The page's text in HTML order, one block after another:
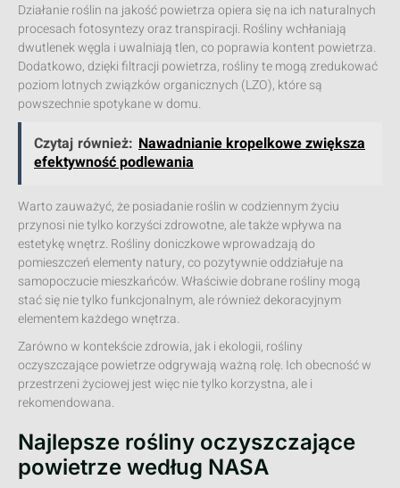
Działanie roślin na jakość powietrza opiera się na ich naturalnych
procesach fotosyntezy oraz transpiracji. Rośliny wchłaniają
dwutlenek węgla i uwalniają tlen, co poprawia kontent powietrza.
Dodatkowo, dzięki filtracji powietrza, rośliny te mogą zredukować
poziom lotnych związków organicznych (LZO), które są
powszechnie spotykane w domu.
Czytaj również: Nawadnianie kropelkowe zwiększa
efektywność podlewania
Warto zauważyć, że posiadanie roślin w codziennym życiu
przynosi nie tylko korzyści zdrowotne, ale także wpływa na
estetykę wnętrz. Rośliny doniczkowe wprowadzają do
pomieszczeń elementy natury, co pozytywnie oddziałuje na
samopoczucie mieszkańców. Właściwie dobrane rośliny mogą
stać się nie tylko funkcjonalnym, ale również dekoracyjnym
elementem każdego wnętrza.
Zarówno w kontekście zdrowia, jak i ekologii, rośliny
oczyszczające powietrze odgrywają ważną rolę. Ich obecność w
przestrzeni życiowej jest więc nie tylko korzystna, ale i
rekomendowana.
Najlepsze rośliny oczyszczające
powietrze według NASA